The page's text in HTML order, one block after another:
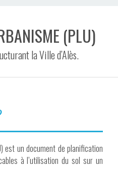
PRESSE (PLU)
la Ville d’Alès.
est un document de planification
à l’utilisation du sol sur un